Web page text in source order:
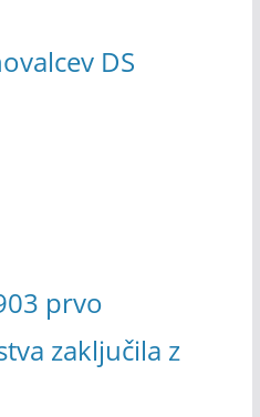
DS
prvo
zaključila z